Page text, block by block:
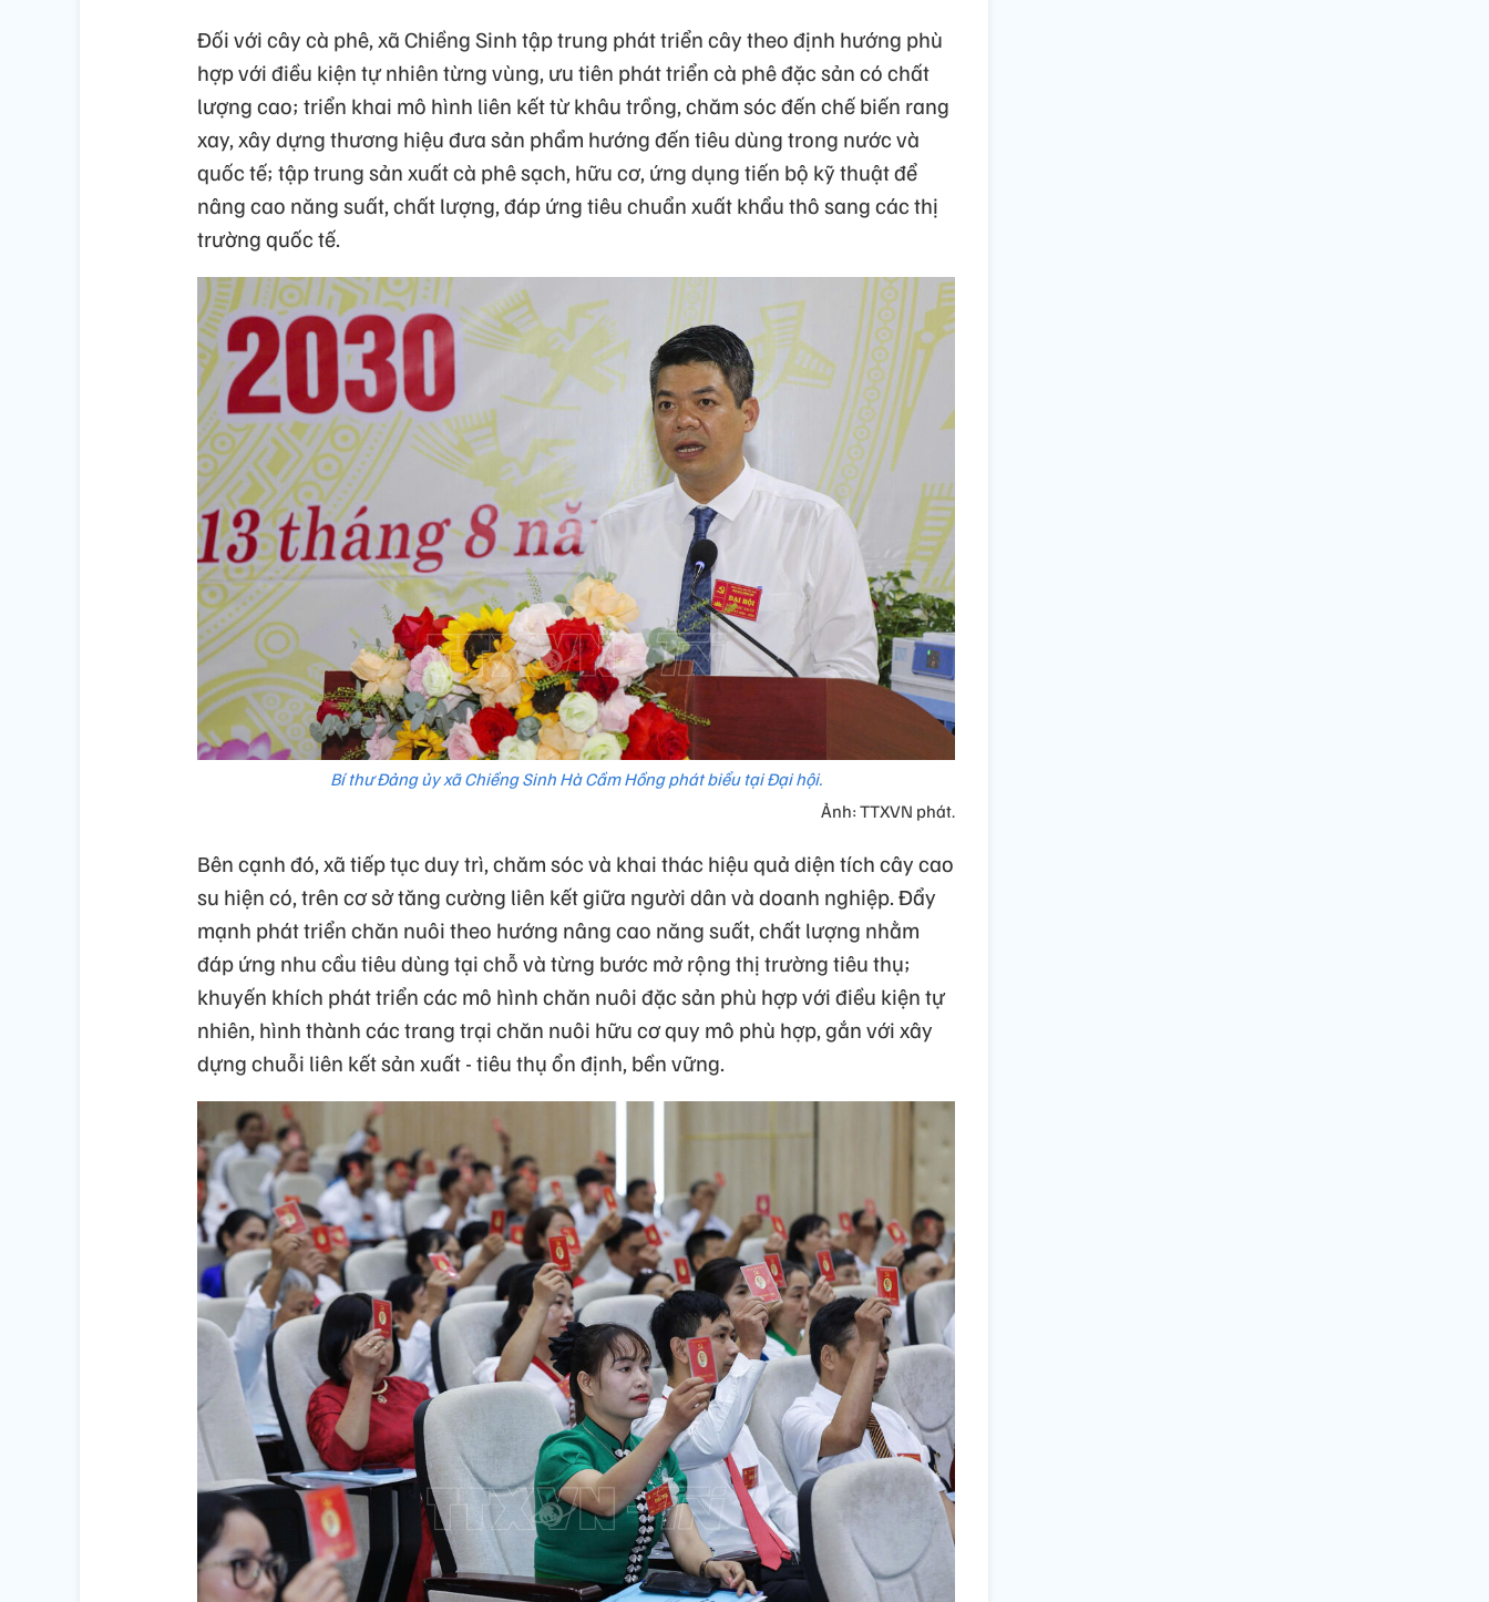
Đối với cây cà phê, xã Chiềng Sinh tập trung phát triển cây theo định hướng phù
hợp với điều kiện tự nhiên từng vùng, ưu tiên phát triển cà phê đặc sản có chất
lượng cao; triển khai mô hình liên kết từ khâu trồng, chăm sóc đến chế biến rang
xay, xây dựng thương hiệu đưa sản phẩm hướng đến tiêu dùng trong nước và
quốc tế; tập trung sản xuất cà phê sạch, hữu cơ, ứng dụng tiến bộ kỹ thuật để
nâng cao năng suất, chất lượng, đáp ứng tiêu chuẩn xuất khẩu thô sang các thị
trường quốc tế.
Bí thư Đảng ủy xã Chiềng Sinh Hà Cầm Hồng phát biểu tại Đại hội.
Ảnh: TTXVN phát.
Bên cạnh đó, xã tiếp tục duy trì, chăm sóc và khai thác hiệu quả diện tích cây cao
su hiện có, trên cơ sở tăng cường liên kết giữa người dân và doanh nghiệp. Đẩy
mạnh phát triển chăn nuôi theo hướng nâng cao năng suất, chất lượng nhằm
đáp ứng nhu cầu tiêu dùng tại chỗ và từng bước mở rộng thị trường tiêu thụ;
khuyến khích phát triển các mô hình chăn nuôi đặc sản phù hợp với điều kiện tự
nhiên, hình thành các trang trại chăn nuôi hữu cơ quy mô phù hợp, gắn với xây
dựng chuỗi liên kết sản xuất - tiêu thụ ổn định, bền vững.